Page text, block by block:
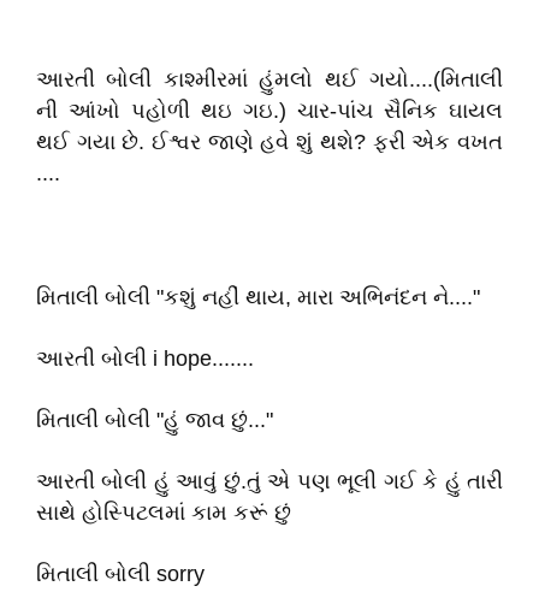
આરતી બોલી કાશ્મીરમાં હુંમલો થઈ ગયો....(મિતાલી
ની આંખો પહોળી થઇ ગઇ.) ચાર-પાંચ સૈનિક ઘાયલ
થઈ ગયા છે. ઈશ્વર જાણે હવે શું થશે? ફરી એક વખત
....
મિતાલી બોલી "કશું નહીં થાય, મારા અભિનંદન ને...."
આરતી બોલી i hope.......
મિતાલી બોલી "હું જાવ છું..."
આરતી બોલી હું આવું છું.તું એ પણ ભૂલી ગઈ કે હું તારી
સાથે હોસ્પિટલમાં કામ કરૂં છું
મિતાલી બોલી sorry